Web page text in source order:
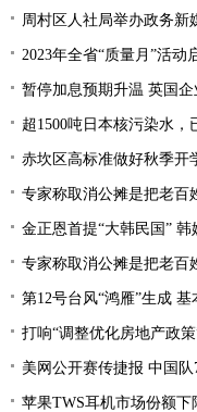
周村区人社局举办政务新
2023年全省“质量月”活动
暂停加息预期升温 英国
超1500吨日本核污染水，
赤坎区高标准做好秋季开
专家称取消公摊是把老百
金正恩首提“大韩民国”
专家称取消公摊是把老百
第12号台风“鸿雁”生成
打响“调整优化房地产政
美网公开赛传捷报 中国
苹果TWS耳机市场份额